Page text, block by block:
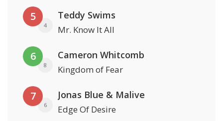
5
4
Teddy Swims
Mr. Know It All
6
8
Cameron Whitcomb
Kingdom of Fear
7
6
Jonas Blue & Malive
Edge Of Desire